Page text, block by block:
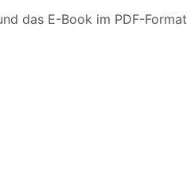
das E-Book im PDF-Format